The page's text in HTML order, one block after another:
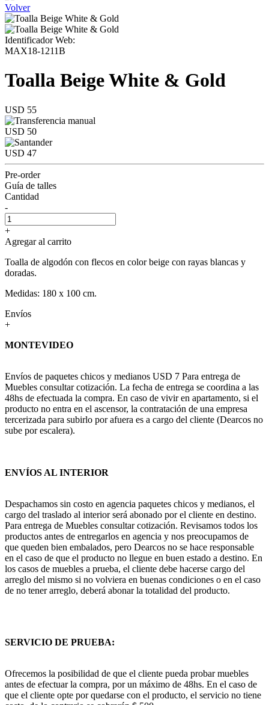
Volver
Identificador Web:
MAX18-1211B
Toalla Beige White & Gold
USD 55
USD 50
USD 47
Pre-order
Guía de talles
Cantidad
-
+
Agregar al carrito
Toalla de algodón con flecos en color beige con rayas blancas y
doradas.
Medidas: 180 x 100 cm.
Envíos
+
MONTEVIDEO
Envíos de paquetes chicos y medianos USD 7 Para entrega de
Muebles consultar cotización. La fecha de entrega se coordina a las
48hs de efectuada la compra. En caso de vivir en apartamento, si el
producto no entra en el ascensor, la contratación de una empresa
tercerizada para subirlo por afuera es a cargo del cliente (Dearcos no
sube por escalera).
ENVÍOS AL INTERIOR
Despachamos sin costo en agencia paquetes chicos y medianos, el
cargo del traslado al interior será abonado por el cliente en destino.
Para entrega de Muebles consultar cotización. Revisamos todos los
productos antes de entregarlos en agencia y nos preocupamos de
que queden bien embalados, pero Dearcos no se hace responsable
en el caso de que el producto no llegue en buen estado a destino. En
los casos de muebles a prueba, el cliente debe hacerse cargo del
arreglo del mismo si no volviera en buenas condiciones o en el caso
de no tener arreglo, deberá abonar la totalidad del producto.
SERVICIO DE PRUEBA:
Ofrecemos la posibilidad de que el cliente pueda probar muebles
antes de efectuar la compra, por un máximo de 48hs. En el caso de
que el cliente opte por quedarse con el producto, el servicio no tiene